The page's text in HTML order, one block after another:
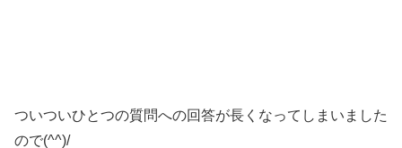
ついついひとつの質問への回答が長くなってしまいました
ので(^^)/